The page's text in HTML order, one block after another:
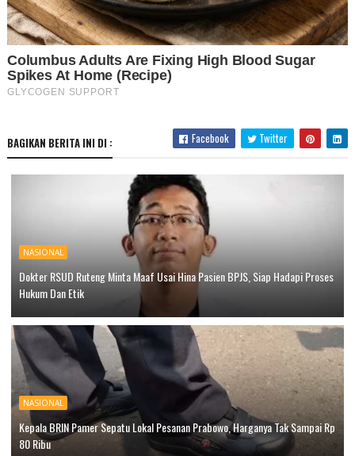
BAGIKAN BERITA INI DI : Facebook Twitter
NASIONAL
Dokter RSUD Ruteng Minta Maaf Usai Hina Pasien BPJS, Siap Hadapi Proses
Hukum Dan Etik
NASIONAL
Kepala BRIN Pamer Sepatu Lokal Pesanan Prabowo, Harganya Tak Sampai Rp
80 Ribu